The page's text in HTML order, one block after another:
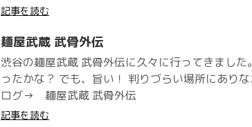
記事を読む
麺屋武蔵 武骨外伝
渋谷の麺屋武蔵 武骨外伝に久々に行ってきまし
ったかな？ でも、旨い！ 判りづらい場所にあり
ログ→ 麺屋武蔵 武骨外伝
記事を読む